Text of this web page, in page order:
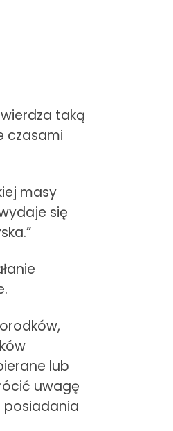
taką
czasami
masy
się
lub
uwagę
posiadania